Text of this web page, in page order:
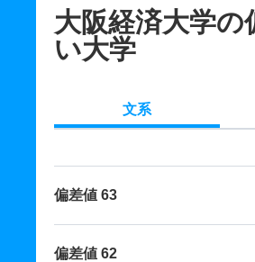
大阪経済大学の
い大学
文系
偏差値 63
偏差値 62